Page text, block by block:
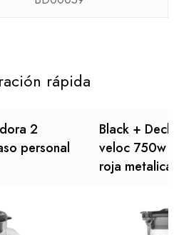
rápida
2
personal
Black +
veloc 750w
roja metalica